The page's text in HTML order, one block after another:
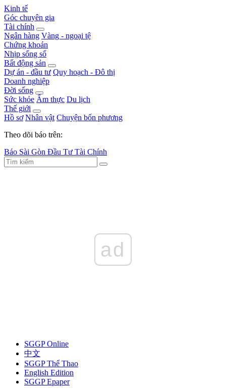
Kinh tế
Góc chuyên gia
Tài chính
Ngân hàng Vàng - ngoại tệ
Chứng khoán
Nhịp sống số
Bất động sản
Dự án - đầu tư Quy hoạch - Đô thị
Doanh nghiệp
Đời sống
Sức khỏe Ẩm thực Du lịch
Thế giới
Hồ sơ Nhân vật Chuyện bốn phương
Theo dõi báo trên:
Báo Sài Gòn Đầu Tư Tài Chính
ad
SGGP Online
中文
SGGP Thể Thao
English Edition
SGGP Epaper